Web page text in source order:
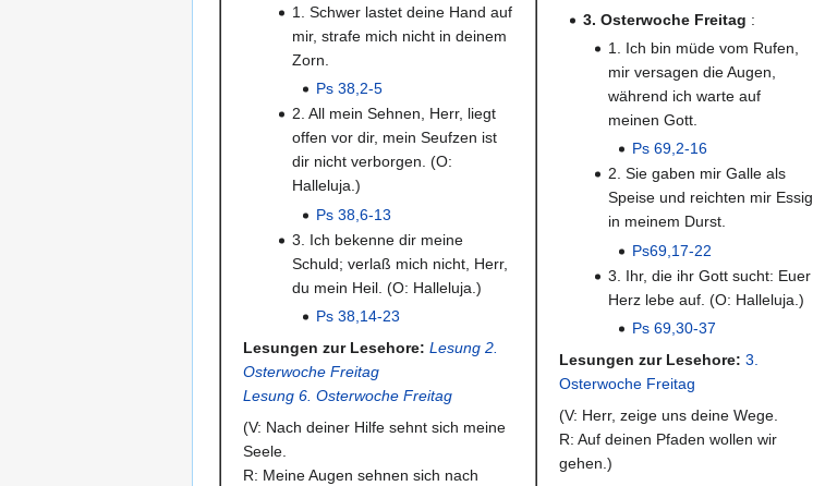
1. Schwer lastet deine Hand auf
mir, strafe mich nicht in deinem
Zorn.
Ps 38,2-5
2. All mein Sehnen, Herr, liegt
offen vor dir, mein Seufzen ist
dir nicht verborgen. (O:
Halleluja.)
Ps 38,6-13
3. Ich bekenne dir meine
Schuld; verlaß mich nicht, Herr,
du mein Heil. (O: Halleluja.)
Ps 38,14-23
Lesungen zur Lesehore: Lesung 2.
Osterwoche Freitag
Lesung 6. Osterwoche Freitag
(V: Nach deiner Hilfe sehnt sich meine
Seele.
R: Meine Augen sehnen sich nach
3. Osterwoche Freitag :
1. Ich bin müde vom Rufen,
mir versagen die Augen,
während ich warte auf
meinen Gott.
Ps 69,2-16
2. Sie gaben mir Galle als
Speise und reichten mir Essig
in meinem Durst.
Ps69,17-22
3. Ihr, die ihr Gott sucht: Euer
Herz lebe auf. (O: Halleluja.)
Ps 69,30-37
Lesungen zur Lesehore: 3.
Osterwoche Freitag
(V: Herr, zeige uns deine Wege.
R: Auf deinen Pfaden wollen wir
gehen.)